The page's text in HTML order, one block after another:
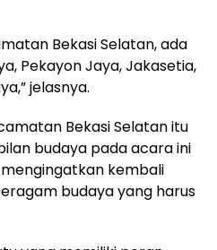
Bekasi Selatan, ada
Pekayon Jaya, Jakasetia,
jelasnya.
Bekasi Selatan itu
budaya pada acara ini
kembali
budaya yang harus